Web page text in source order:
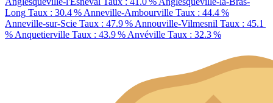
Long Taux : 30.4 % Anneville-Ambourville Taux : 44.4 %
Anneville-sur-Scie Taux : 47.9 % Annouville-Vilmesnil Taux : 45.1
% Anquetierville Taux : 43.9 % Anvéville Taux : 32.3 %